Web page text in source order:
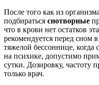
После того как из
подбираться снотворные
что в крови нет остатков
рекомендуется перед сном
тяжелой бессоннице, когда
на психике, допустимо
сутки. Дозировку, частоту
только врач.